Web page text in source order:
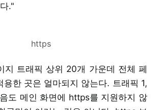
."
https
지 트래픽 상위 20개 가운데 전체 페
한 곳은 얼마되지 않는다. 트래픽 1,
도 메인 화면에 https를 지원하지 않